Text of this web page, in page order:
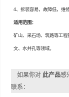
4、拆装容易，故障低，维
适用范围：
矿山、采石场、筑路等工
文、水井孔等领域。
如果你对此产品感
联系：